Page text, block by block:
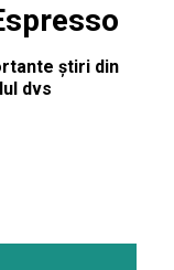
știri din
dvs